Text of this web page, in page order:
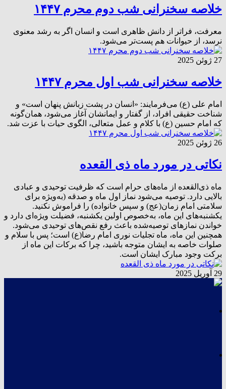
خلاصه سخنرانی شب دوم محرم ۱۴۴۷
معرفت، فراتر از دانش ظاهری است و انسان اگر به رشد معنوی
نرسد، از حیوانات هم پست‌تر می‌شود.
27 ژوئن 2025
خلاصه سخنرانی شب اول محرم ۱۴۴۷
امام علی (ع) می‌فرمایند: «انسان در پشت زبانش پنهان است» و
شناخت حقیقی افراد، از گفتار و ایمانشان آغاز می‌شود، همان‌گونه
که امام حسین (ع) با کلام و عمل متعالی، الگوی حیات با عزت شد.
26 ژوئن 2025
نکاتی در مورد ماه ذی القعده
ماه ذی‌القعده از ماه‌های حرام است که ظرفیت توحیدی و عبادی
بالایی دارد. توصیه می‌شود نماز اول ماه و صدقه (به‌ویژه برای
سلامتی امام زمان(عج) و سپس خانواده) را فراموش نکنید.
یکشنبه‌های این ماه، به‌خصوص اولین یکشنبه، فضیلت ویژه‌ای دارد و
خواندن نمازهای توصیه‌شده باعث رفع نقص‌های توحیدی می‌شود.
همچنین این ماه، ماه تجلیات نوری امام رضا(ع) است؛ پس با سلام و
صلوات خاصه به ایشان متوجه باشید، چرا که برکات این ماه از
برکت وجود مبارک ایشان است.
29 آوریل 2025